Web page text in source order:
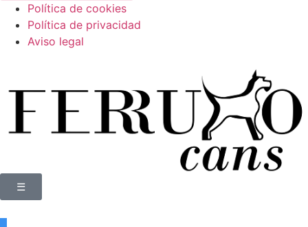
Política de cookies
Política de privacidad
Aviso legal
☰